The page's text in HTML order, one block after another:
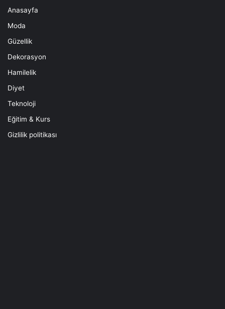
Anasayfa
Moda
Güzellik
Dekorasyon
Hamilelik
Diyet
Teknoloji
Eğitim & Kurs
Gizlilik politikası